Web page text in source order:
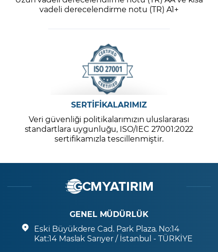
vadeli derecelendirme notu (TR) A1+
SERTİFİKALARIMIZ
Veri güvenliği politikalarımızın uluslararası
standartlara uygunluğu, ISO/IEC 27001:2022
sertifikamızla tescillenmiştir.
GENEL MÜDÜRLÜK
Eski Büyükdere Cad. Park Plaza. No:14
Kat:14 Maslak Sarıyer / İstanbul - TÜRKİYE